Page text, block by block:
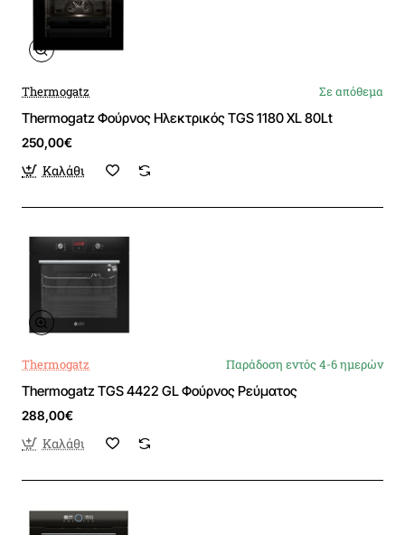
Thermogatz Σε απόθεμα
Thermogatz Φούρνος Ηλεκτρικός TGS 1180 XL 80Lt
250,00€
Καλάθι
Thermogatz Παράδοση εντός 4-6 ημερών
Thermogatz TGS 4422 GL Φούρνος Ρεύματος
288,00€
Καλάθι